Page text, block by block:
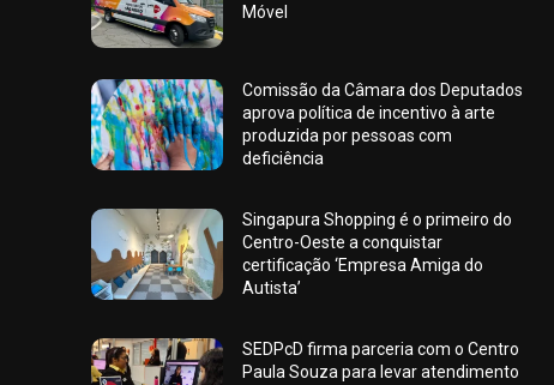
Móvel
Comissão da Câmara dos Deputados
aprova política de incentivo à arte
produzida por pessoas com
deficiência
Singapura Shopping é o primeiro do
Centro-Oeste a conquistar
certificação ‘Empresa Amiga do
Autista’
SEDPcD firma parceria com o Centro
Paula Souza para levar atendimento